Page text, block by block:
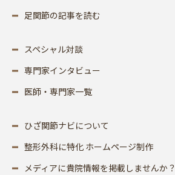
足関節の記事を読む
スペシャル対談
専門家インタビュー
医師・専門家一覧
ひざ関節ナビについて
整形外科に特化 ホームページ制作
メディアに貴院情報を掲載しませんか？